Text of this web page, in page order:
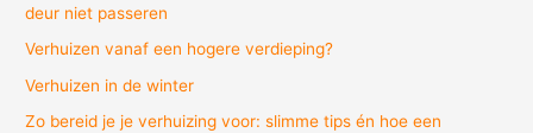
:
deur niet passeren
Verhuizen vanaf een hogere verdieping?
Verhuizen in de winter
Zo bereid je je verhuizing voor: slimme tips én hoe een